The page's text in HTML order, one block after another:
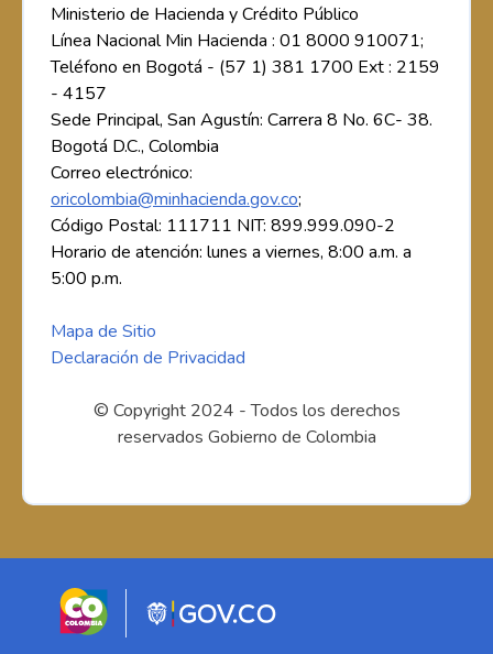
Ministerio de Hacienda y Crédito Público
Línea Nacional Min Hacienda : 01 8000 910071;
Teléfono en Bogotá - (57 1) 381 1700 Ext : 2159
- 4157
Sede Principal, San Agustín: Carrera 8 No. 6C- 38.
Bogotá D.C., Colombia
Correo electrónico:
oricolombia@minhacienda.gov.co;
Código Postal: 111711 NIT: 899.999.090-2
Horario de atención: lunes a viernes, 8:00 a.m. a
5:00 p.m.
Mapa de Sitio
Declaración de Privacidad
© Copyright 2024 - Todos los derechos
reservados Gobierno de Colombia